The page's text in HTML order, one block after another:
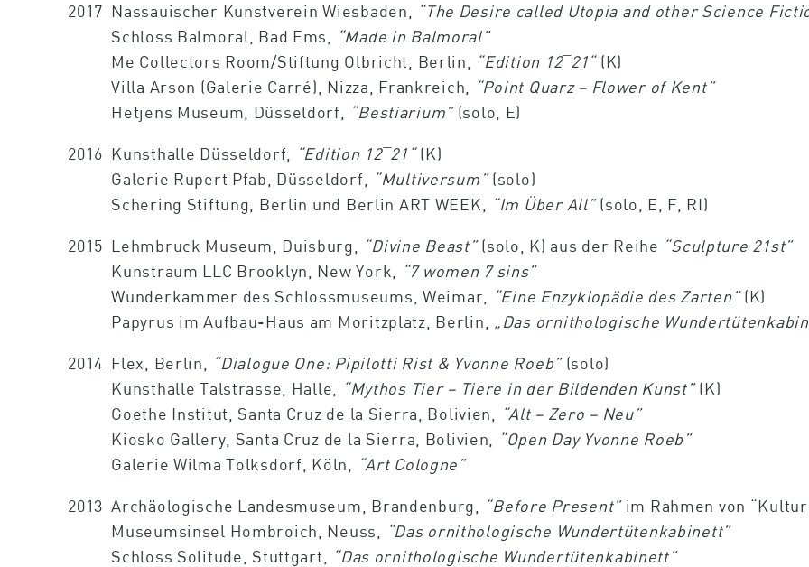
2017 Nassauischer Kunstverein Wiesbaden,
“The Desire called Utopia and other Science
Schloss Balmoral, Bad Ems,
“Made in Balmoral”
Me Collectors Room/Stiftung Olbricht, Berlin,
“Edition 12¯21“(K)
Villa Arson (Galerie Carré), Nizza, Frankreich,
“Point Quarz – Flower of Kent”
Hetjens Museum, Düsseldorf,
“Bestiarium”(solo, E)
2016 Kunsthalle Düsseldorf, “Edition12¯21 “(K)
Galerie Rupert Pfab, Düsseldorf,
“Multiversum”(solo)
Schering Stiftung, Berlin und Berlin ART WEEK,
“Im Über All”(solo, E, F, RI)
2015 Lehmbruck Museum, Duisburg, “Divine Beast”(solo, K) aus der Reihe “Sculpture 21st”
Kunstraum LLC Brooklyn, New York,
“7 women 7 sins”
Wunderkammer des Schlossmuseums, Weimar,
“Eine Enzyklopädie des Zarten”(K)
Papyrus im Aufbau-Haus am Moritzplatz, Berlin, „Das ornithologische
2014 Flex, Berlin, “Dialogue One: Pipilotti Rist & Yvonne Roeb”(solo)
Kunsthalle Talstrasse, Halle,
“Mythos Tier – Tiere in der Bildenden Kunst”(K)
Goethe Institut, Santa Cruz de la Sierra, Bolivien,
“Alt – Zero – Neu”
Kiosko Gallery, Santa Cruz de la Sierra, Bolivien,
“Open Day Yvonne Roeb”
Galerie Wilma Tolksdorf, Köln,
“Art Cologne”
2013 Archäologische Landesmuseum, Brandenburg, “Before Present”im Rahmen von
Museumsinsel Hombroich, Neuss,
“Das ornithologische Wundertütenkabinett”
Schloss Solitude, Stuttgart,
“Das ornithologische Wundertütenkabinett”